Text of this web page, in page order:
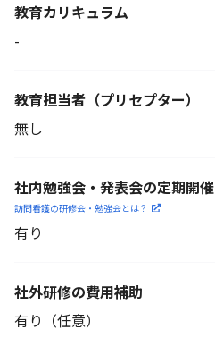
教育カリキュラム
-
教育担当者 （プリセプター）
無し
社内勉強会・発表会の定期開催
訪問看護の研修会・勉強会とは？
有り
社外研修の費用補助
有り（任意）